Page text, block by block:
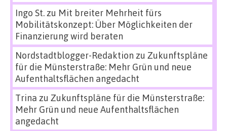
Ingo St.zu Mit breiter Mehrheit fürs
Mobilitätskonzept: Über Möglichkeiten der
Finanzierung wird beraten
Nordstadtblogger-Redaktion zu Zukunftspläne
für die Münsterstraße: Mehr Grün und neue
Aufenthaltsflächen angedacht
Trina zu Zukunftspläne für die Münsterstraße:
Mehr Grün und neue Aufenthaltsflächen
angedacht